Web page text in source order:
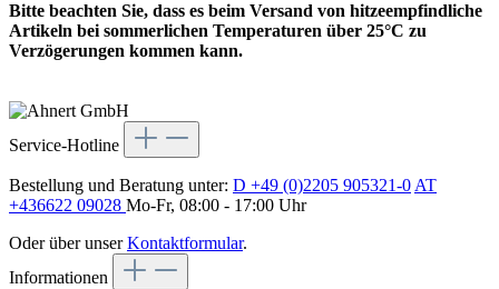
Bitte beachten Sie, dass es beim Versand von hitzeempfindliche
Artikeln bei sommerlichen Temperaturen über 25°C zu
Verzögerungen kommen kann.
Service-Hotline
Bestellung und Beratung unter: D +49 (0)2205 905321-0 AT
+436622 09028 Mo-Fr, 08:00 - 17:00 Uhr
Oder über unserKontaktformular.
Informationen